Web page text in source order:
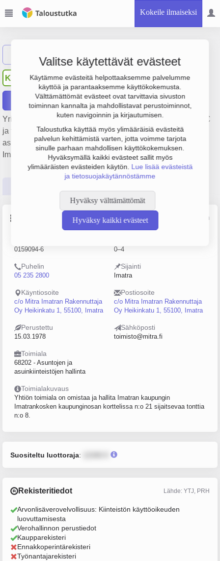
Kokeile ilmaiseksi
Valitse käytettävät evästeet
Käytämme evästeitä helpottaaksemme palvelumme
käyttöä ja parantaaksemme käyttökokemusta.
Välttämättömät evästeet ovat tarvittavia sivuston
toiminnan kannalta ja mahdollistavat perustoiminnot,
kuten navigoinnin ja kirjautumisen.
Taloustutka käyttää myös ylimääräisiä evästeitä
palvelun kehittämistä varten, jotta voimme tarjota
sinulle parhaan mahdollisen käyttökokemuksen.
Hyväksymällä kaikki evästeet sallit myös
ylimääräisten evästeiden käytön. Lue lisää evästeistä
ja tietosuojakäytännöstämme
Hyväksy välttämättömät
Hyväksy kaikki evästeet
KN Kiinteistö Oy Napinkulma
Raportit
Yrityksen Kiinteistö Oy Napinkulma liikevaihto on 163 000 €
ja tulos 6 000 €. Sen päätoimiala on Asuntojen ja
asuinkiinteistöjen hallinta, perustamisvuosi 1978 ja sijainti
Imatra. Yrityksen yhtiömuoto Osakeyhtiö (OY).
Lähde: YTJ, PRH, Traficom
0159094-6 0–4
Puhelin
05 235 2800
Sijainti
Imatra
Käyntiosoite
c/o Mitra Imatran Rakennuttaja
Oy Heikinkatu 1, 55100, Imatra
Postiosoite
c/o Mitra Imatran Rakennuttaja
Oy Heikinkatu 1, 55100, Imatra
Perustettu
15.03.1978
Sähköposti
toimisto@mitra.fi
Toimiala
68202 - Asuntojen ja
asuinkiinteistöjen hallinta
Toimialakuvaus
Yhtiön toimiala on omistaa ja hallita Imatran kaupungin
Imatrankosken kaupunginosan korttelissa n:o 21 sijaitsevaa tonttia
n:o 8.
Suositeltu luottoraja:
Rekisteritiedot Lähde: YTJ, PRH
Arvonlisäverovelvollisuus: Kiinteistön käyttöoikeuden
luovuttamisesta
Verohallinnon perustiedot
Kaupparekisteri
Ennakkoperintärekisteri
Työnantajarekisteri